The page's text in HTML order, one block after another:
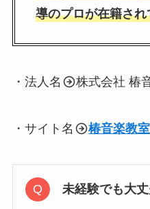
導のプロが在籍さ
・法人名 株式会社 椿
・サイト名 椿音楽教室
未経験でも大